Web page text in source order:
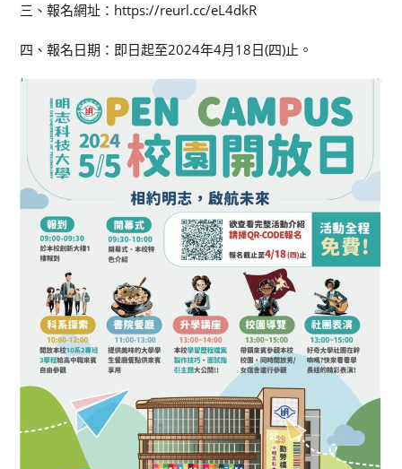
三、報名網址：https://reurl.cc/eL4dkR
四、報名日期：即日起至2024年4月18日(四)止。